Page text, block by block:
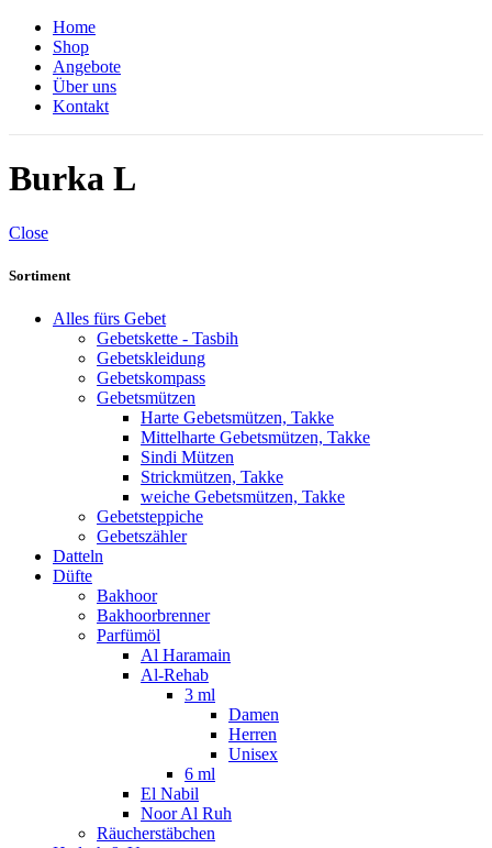
Home
Shop
Angebote
Über uns
Kontakt
Burka L
Close
Sortiment
Alles fürs Gebet
Gebetskette - Tasbih
Gebetskleidung
Gebetskompass
Gebetsmützen
Harte Gebetsmützen, Takke
Mittelharte Gebetsmützen, Takke
Sindi Mützen
Strickmützen, Takke
weiche Gebetsmützen, Takke
Gebetsteppiche
Gebetszähler
Datteln
Düfte
Bakhoor
Bakhoorbrenner
Parfümöl
Al Haramain
Al-Rehab
3 ml
Damen
Herren
Unisex
6 ml
El Nabil
Noor Al Ruh
Räucherstäbchen